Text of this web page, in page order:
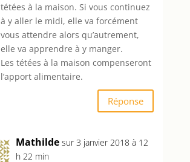
tétées à la maison. Si vous continuez
à y aller le midi, elle va forcément
vous attendre alors qu’autrement,
elle va apprendre à y manger.
Les tétées à la maison compenseront
l’apport alimentaire.
Réponse
Mathilde sur 3 janvier 2018 à 12
h 22 min